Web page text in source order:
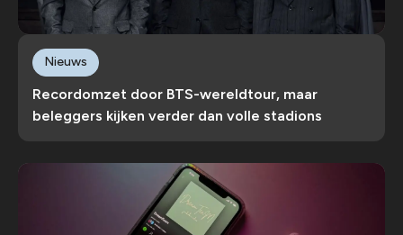
Recordomzet door BTS-wereldtour, maar
beleggers kijken verder dan volle stadions
Nieuws